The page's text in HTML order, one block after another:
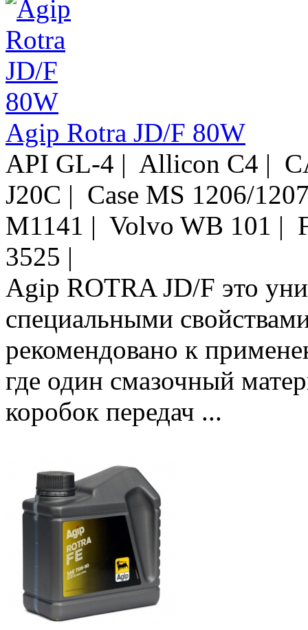
Agip Rotra JD/F 80W
API GL-4 | Allicon C4 |
J20C | Case MS 1206/
M1141 | Volvo WB 101 |
3525 |
Agip ROTRA JD/F это
специальными
рекомендовано к
где один смазочный
коробок передач ...